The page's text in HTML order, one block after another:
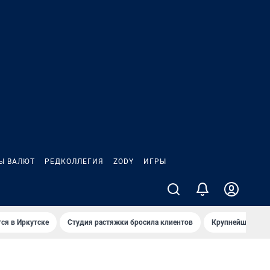
ВАЛЮТ РЕДКОЛЛЕГИЯ ZODY ИГРЫ
в Иркутске Студия растяжки бросила клиентов Крупнейшие